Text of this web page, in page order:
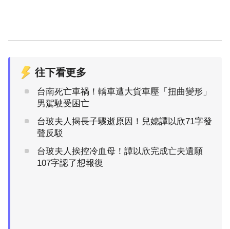
往下看更多
台南死亡車禍！轎車遭大貨車壓「扭曲變形」
男駕駛受困亡
台玻夫人揭長子驟逝原因！兒媳譚以欣71字發
聲反駁
台玻夫人挨控冷血母！譚以欣完成亡夫遺願
107字認了想報復